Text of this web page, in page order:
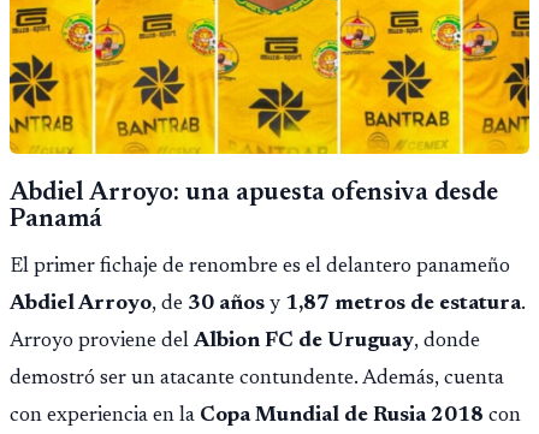
Abdiel Arroyo: una apuesta ofensiva desde
Panamá
El primer fichaje de renombre es el delantero panameño
Abdiel Arroyo, de 30 años y 1,87 metros de estatura.
Arroyo proviene delAlbion FC de Uruguay, donde
demostró ser un atacante contundente. Además, cuenta
con experiencia en la Copa Mundial de Rusia 2018 con